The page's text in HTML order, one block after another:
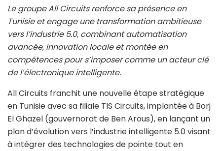
Le groupe All Circuits renforce sa présence en
Tunisie et engage une transformation ambitieuse
vers l’industrie 5.0, combinant automatisation
avancée, innovation locale et montée en
compétences pour s’imposer comme un acteur clé
de l’électronique intelligente.
All Circuits franchit une nouvelle étape stratégique
en Tunisie avec sa filiale TIS Circuits, implantée à Borj
El Ghazel (gouvernorat de Ben Arous), en lançant un
plan d’évolution vers l’industrie intelligente 5.0 visant
à intégrer des technologies de pointe tout en